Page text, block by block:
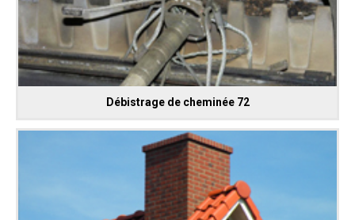
Débistrage de cheminée 72